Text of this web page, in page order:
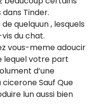
Tinder.
quelquun , lesquels
du chat.
vous-meme adoucir
lequel votre part
d’une
Sauf Que
lun aussi bien